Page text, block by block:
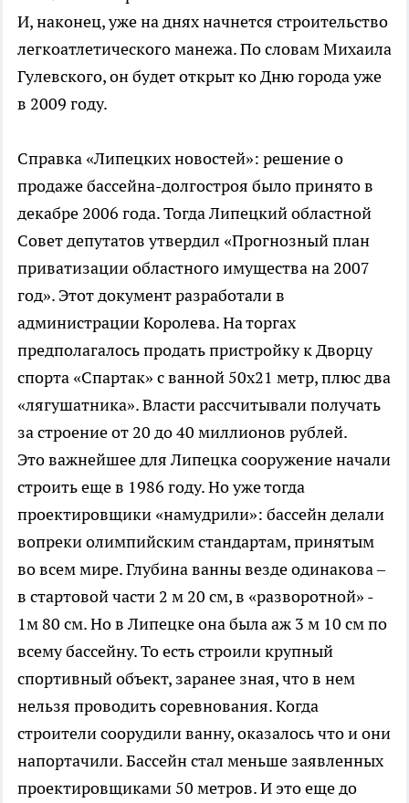
И, наконец, уже на днях начнется строительство
легкоатлетического манежа. По словам Михаила
Гулевского, он будет открыт ко Дню города уже
в 2009 году.
Справка «Липецких новостей»: решение о
продаже бассейна-долгостроя было принято в
декабре 2006 года. Тогда Липецкий областной
Совет депутатов утвердил «Прогнозный план
приватизации областного имущества на 2007
год». Этот документ разработали в
администрации Королева. На торгах
предполагалось продать пристройку к Дворцу
спорта «Спартак» с ванной 50х21 метр, плюс два
«лягушатника». Власти рассчитывали получать
за строение от 20 до 40 миллионов рублей.
Это важнейшее для Липецка сооружение начали
строить еще в 1986 году. Но уже тогда
проектировщики «намудрили»: бассейн делали
вопреки олимпийским стандартам, принятым
во всем мире. Глубина ванны везде одинакова –
в стартовой части 2 м 20 см, в «разворотной» -
1м 80 см. Но в Липецке она была аж 3 м 10 см по
всему бассейну. То есть строили крупный
спортивный объект, заранее зная, что в нем
нельзя проводить соревнования. Когда
строители соорудили ванну, оказалось что и они
напортачили. Бассейн стал меньше заявленных
проектировщиками 50 метров. И это еще до